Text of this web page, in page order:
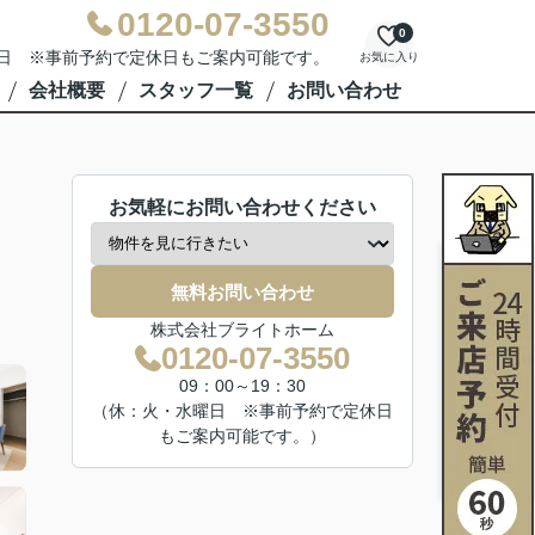
0120-07-3550
※事前予約で定休日もご案内可能です。 お気に入り
0
会社概要 スタッフ一覧 お問い合わせ
お気軽にお問い合わせください
無料お問い合わせ
株式会社ブライトホーム
0120-07-3550
09：00～19：30
（休：火・水曜日 ※事前予約で定休日
もご案内可能です。）